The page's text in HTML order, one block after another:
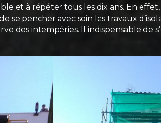
et à répéter tous les dix ans. En
se pencher avec soin les travaux
des intempéries. Il indispensable de